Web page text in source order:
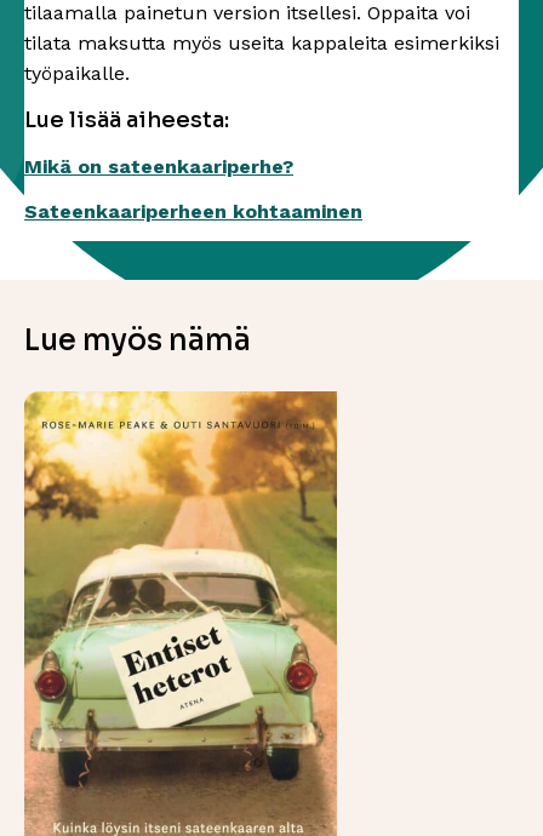
tilaamalla painetun version itsellesi. Oppaita voi
tilata maksutta myös useita kappaleita esimerkiksi
työpaikalle.
Lue lisää aiheesta:
Mikä on sateenkaariperhe?
Sateenkaariperheen kohtaaminen
Lue myös nämä